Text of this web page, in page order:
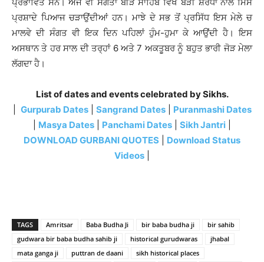
ਪ੍ਰਸ਼ਾਦੇ ਪਿਆਜ ਚੜਾਉਂਦੀਆਂ ਹਨ। ਮਾਝੇ ਦੇ ਸਭ ਤੋਂ ਪ੍ਰਸਿੱਧ ਇਸ ਮੇਲੇ ਚ
ਮਾਲਵੇ ਦੀ ਸੰਗਤ ਵੀ ਇਕ ਦਿਨ ਪਹਿਲਾਂ ਹੁੰਮ-ਹੁਮਾ ਕੇ ਆਉਂਦੀ ਹੈ। ਇਸ
ਅਸਥਾਨ ਤੇ ਹਰ ਸਾਲ ਦੀ ਤਰ੍ਹਾਂ 6 ਅਤੇ 7 ਅਕਤੂਬਰ ਨੂੰ ਬਹੁਤ ਭਾਰੀ ਜੋੜ ਮੇਲਾ
ਲੱਗਦਾ ਹੈ।
List of dates and events celebrated by Sikhs.
Gurpurab Dates| Sangrand Dates| Puranmashi Dates
Masya Dates Panchami Dates Sikh Jantri
DOWNLOAD GURBANI QUOTES
Download Status
Videos
TAGS Amritsar Baba Budha Ji bir baba budha ji
bir sahib
gudwara bir baba budha sahib ji
historical gurudwaras
jhabal
mata ganga ji
puttran de daani
sikh historical places